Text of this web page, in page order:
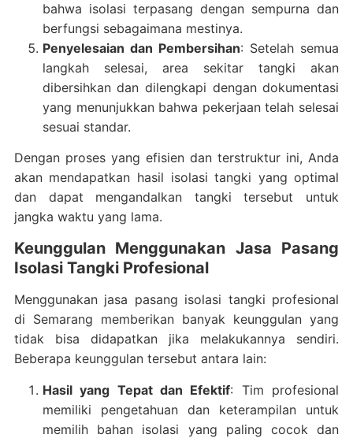
bahwa isolasi terpasang dengan sempurna dan
berfungsi sebagaimana mestinya.
Penyelesaian dan Pembersihan: Setelah semua
langkah selesai, area sekitar tangki akan
dibersihkan dan dilengkapi dengan dokumentasi
yang menunjukkan bahwa pekerjaan telah selesai
sesuai standar.
Dengan proses yang efisien dan terstruktur ini, Anda
akan mendapatkan hasil isolasi tangki yang optimal
dan dapat mengandalkan tangki tersebut untuk
jangka waktu yang lama.
Keunggulan Menggunakan Jasa Pasang
Isolasi Tangki Profesional
Menggunakan jasa pasang isolasi tangki profesional
di Semarang memberikan banyak keunggulan yang
tidak bisa didapatkan jika melakukannya sendiri.
Beberapa keunggulan tersebut antara lain:
Hasil yang Tepat dan Efektif: Tim profesional
memiliki pengetahuan dan keterampilan untuk
memilih bahan isolasi yang paling cocok dan